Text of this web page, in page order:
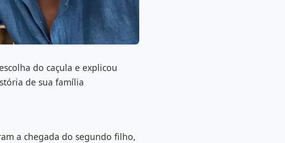
do caçula e explicou
de sua família
a chegada do segundo filho,